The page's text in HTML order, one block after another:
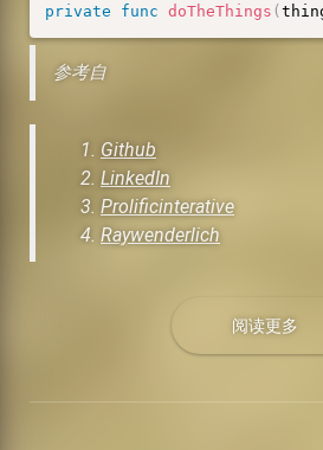
private
func doTheThings (
参考自
Github
LinkedIn
Prolificinterative
Raywenderlich
阅读更多